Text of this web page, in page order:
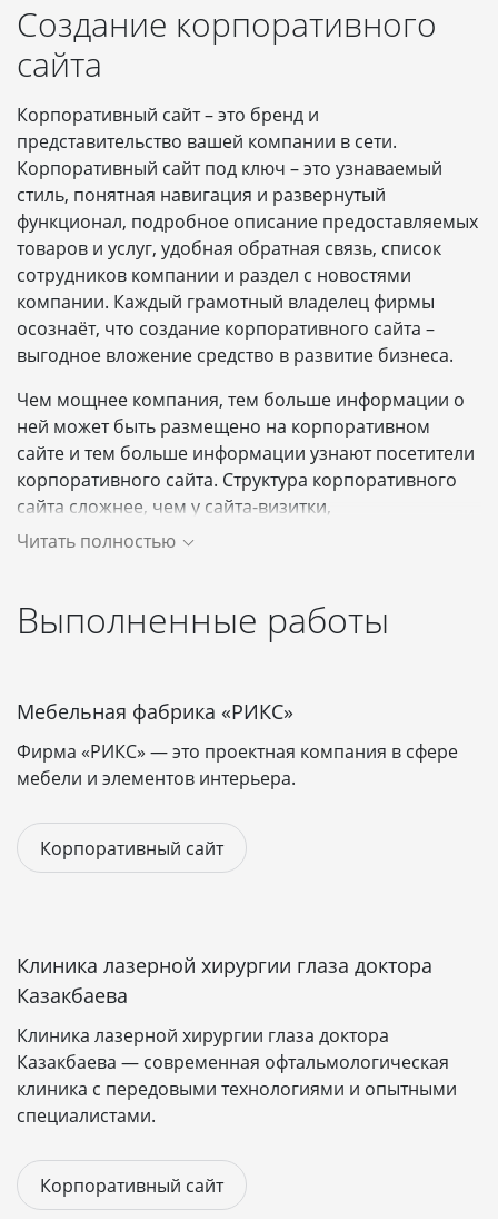
Создание корпоративного
сайта
Корпоративный сайт – это бренд и
представительство вашей компании в сети.
Корпоративный сайт под ключ – это узнаваемый
стиль, понятная навигация и развернутый
функционал, подробное описание предоставляемых
товаров и услуг, удобная обратная связь, список
сотрудников компании и раздел с новостями
компании. Каждый грамотный владелец фирмы
осознаёт, что создание корпоративного сайта –
выгодное вложение средство в развитие бизнеса.
Чем мощнее компания, тем больше информации о
ней может быть размещено на корпоративном
сайте и тем больше информации узнают посетители
корпоративного сайта. Структура корпоративного
сайта сложнее, чем у сайта-визитки,
предназначенного для представления в интернете
информация о сотрудниках, раздел с вакансиями,
пресс-служба, дополнительные модули для расчета
остаётся за заказчиком.
Мы с радостью возьмемся за укрепление вашего
бренда, приложив все свои усилия на создание
качественного и функционального корпоративного
сайта под ключ. Наша работа предельно честна и
открыта, на каждом этапе мы предоставляем
контролировать процесс создания корпоративного
сайта.
После завершения разработки передаём готовый
сайт с доменом и бесплатным хостингом на месяц.
Читать полностью
Выполненные работы
Мебельная фабрика «РИКС»
Фирма «РИКС» — это проектная компания в сфере
мебели и элементов интерьера.
Корпоративный сайт
Клиника лазерной хирургии глаза доктора
Казакбаева
Клиника лазерной хирургии глаза доктора
Казакбаева — современная офтальмологическая
клиника с передовыми технологиями и опытными
специалистами.
Корпоративный сайт